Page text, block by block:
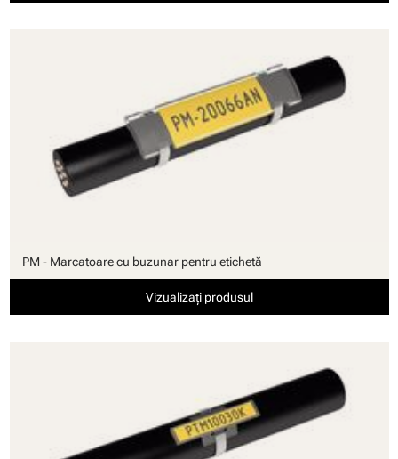
PM - Marcatoare cu buzunar pentru etichetă
Vizualizați produsul